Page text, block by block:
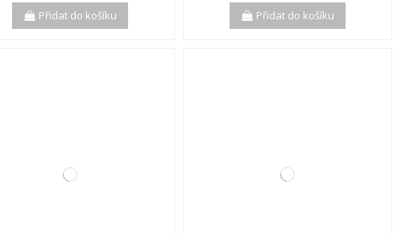
Přidat do košíku Přidat do košíku